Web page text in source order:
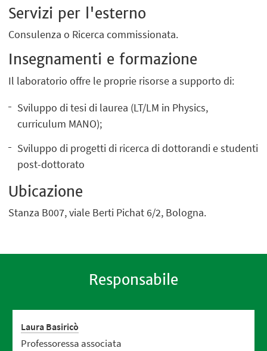
Servizi per l'esterno
Consulenza o Ricerca commissionata.
Insegnamenti e formazione
Il laboratorio offre le proprie risorse a supporto di:
Sviluppo di tesi di laurea (LT/LM in Physics,
curriculum MANO);
Sviluppo di progetti di ricerca di dottorandi e studenti
post-dottorato
Ubicazione
Stanza B007, viale Berti Pichat 6/2, Bologna.
Responsabile
Laura Basiricò
Professoressa associata